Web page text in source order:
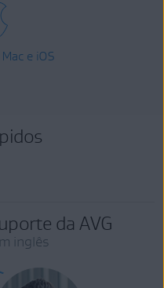
e iOS
da AVG
inglês